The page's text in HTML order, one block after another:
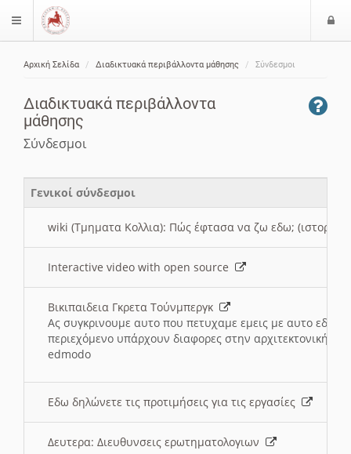
$langMenu
Αρχική Σελίδα Διαδικτυακά περιβάλλοντα μάθησης Σύνδεσμοι
Διαδικτυακά περιβάλλοντα
μάθησης
Σύνδεσμοι
Γενικοί σύνδεσμοι
wiki (Τμηματα Κολλια): Πώς έφτασα να ζω εδω; (ιστορια)
Interactive video with open source
Βικιπαιδεια Γκρετα Τούνμπεργκ
Ας συγκρινουμε αυτο που πετυχαμε εμεις με αυτο εδω
περιεχόμενο υπάρχουν διαφορες στην αρχιτεκτονική
edmodo
Εδω δηλώνετε τις προτιμήσεις για τις εργασίες
Δευτερα: Διευθυνσεις ερωτηματολογιων